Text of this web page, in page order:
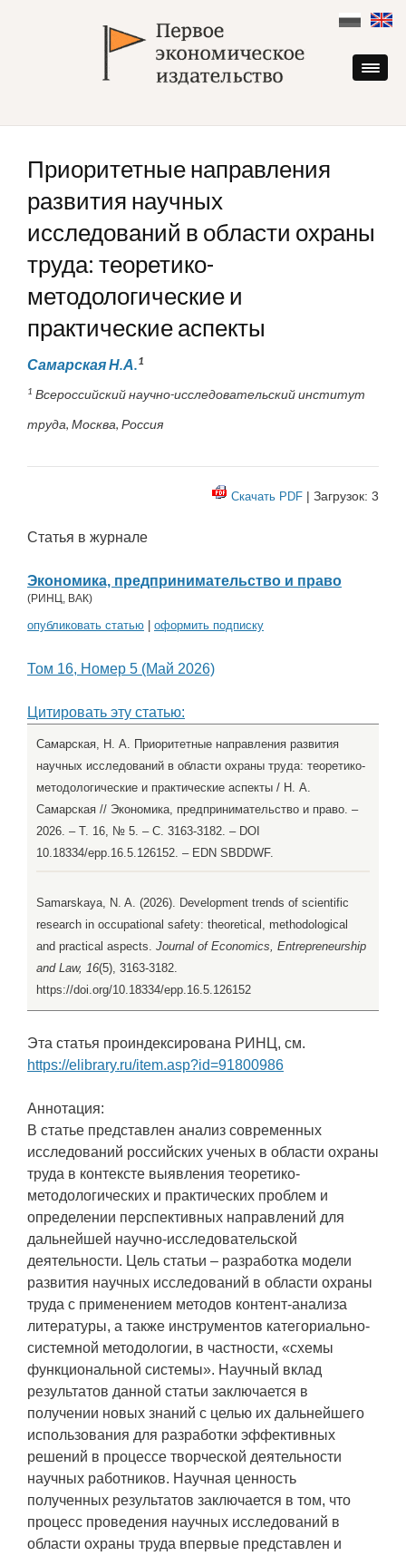
content
Приоритетные направления
развития научных
исследований в области охраны
труда: теоретико-
методологические и
практические аспекты
Самарская Н.А.1
1 Всероссийский научно-исследовательский институт
труда, Москва, Россия
Скачать PDF | Загрузок: 3
Статья в журнале
Экономика, предпринимательство и право
(РИНЦ, ВАК)
опубликовать статью оформить подписку
Том 16, Номер 5 (Май 2026)
Цитировать эту статью:
Самарская, Н. А. Приоритетные направления развития
научных исследований в области охраны труда: теоретико-
методологические и практические аспекты / Н. А.
Самарская // Экономика, предпринимательство и право. –
2026. – Т. 16, № 5. – С. 3163-3182. – DOI
10.18334/epp.16.5.126152. – EDN SBDDWF.
Samarskaya, N. A. (2026). Development trends of scientific
research in occupational safety: theoretical, methodological
and practical aspects. Journal of Economics, Entrepreneurship
and Law, 16(5), 3163-3182.
https://doi.org/10.18334/epp.16.5.126152
Эта статья проиндексирована РИНЦ, см.
https://elibrary.ru/item.asp?id=91800986
Аннотация:
В статье представлен анализ современных
исследований российских ученых в области охраны
труда в контексте выявления теоретико-
методологических и практических проблем и
определении перспективных направлений для
дальнейшей научно-исследовательской
деятельности. Цель статьи – разработка модели
развития научных исследований в области охраны
труда с применением методов контент-анализа
литературы, а также инструментов категориально-
системной методологии, в частности, «схемы
функциональной системы». Научный вклад
результатов данной статьи заключается в
получении новых знаний с целью их дальнейшего
использования для разработки эффективных
решений в процессе творческой деятельности
научных работников. Научная ценность
полученных результатов заключается в том, что
процесс проведения научных исследований в
области охраны труда впервые представлен и